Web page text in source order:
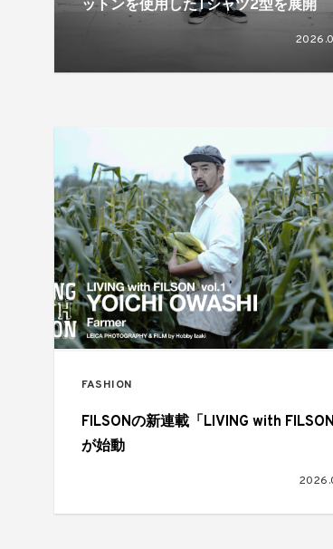
ットンを使用したTシャツ2型を展開
FASHION
FILSONの新連載「LIVING with
が始動